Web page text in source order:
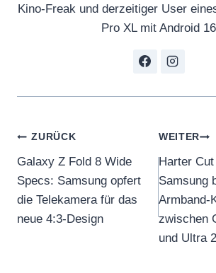
Kino-Freak und derzeitiger User
Pro XL mit Android 16
Beitragsnavigation
ZURÜCK
Galaxy Z Fold 8 Wide
Specs: Samsung opfert
die Telekamera für das
neue 4:3-Design
WEITER
Harter
Samsung
Armband-
zwischen
und Ultra 2